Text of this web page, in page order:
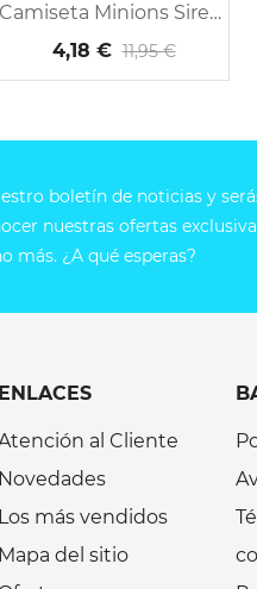
Camiseta Minions Sirena
4,18 € 11,95 €
boletín de noticias y
nuestras ofertas
más. ¿A qué esperas?
ENLACES
al Cliente
Novedades
Los más vendidos
Mapa del sitio